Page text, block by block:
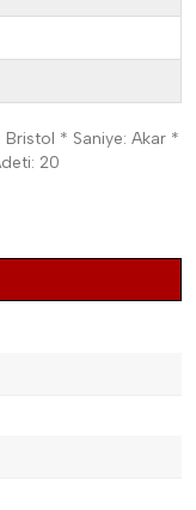
* Saniye: Akar *
20